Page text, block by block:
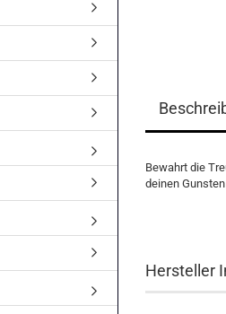
Bewahrt die
deinen
Hersteller